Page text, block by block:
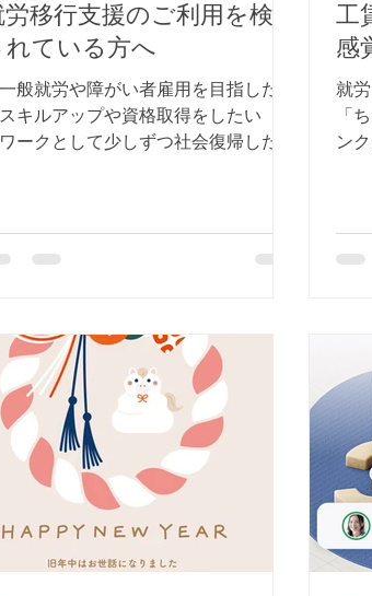
移行支援のご利用を検討
れている方へ
一般就労や障がい者雇用を目指したい
スキルアップや資格取得をしたい ・
ークとして少しずつ社会復帰したい
工
感
就
「
ンク